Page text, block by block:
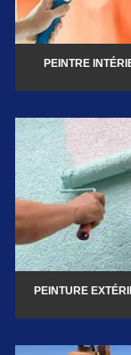
PEINTRE
PEINTURE